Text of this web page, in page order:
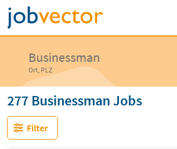
Businessman
Ort, PLZ
277 Businessman Jobs
Filter